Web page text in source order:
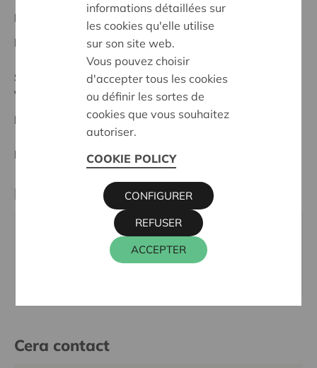
Projet régional
Date de début:26/05/2025
Statut:
Vlaamse Ardennen
Date de décision:26/05/2025
Décision: Approuvé
Partenaire
CAR Ter Eecken, Vlaanderenstraat 2, 9700
Cera contact
informations détaillées sur
les cookies qu'elle utilise
sur son site web.
Vous pouvez choisir
d'accepter tous les cookies
ou définir les sortes de
cookies que vous souhaitez
autoriser.
COOKIE POLICY
ACCEPTER
REFUSER
CONFIGURER